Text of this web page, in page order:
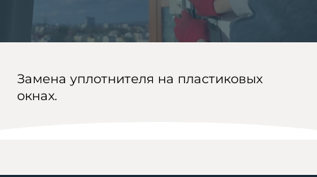
Замена уплотнителя на пластиковых
окнах.